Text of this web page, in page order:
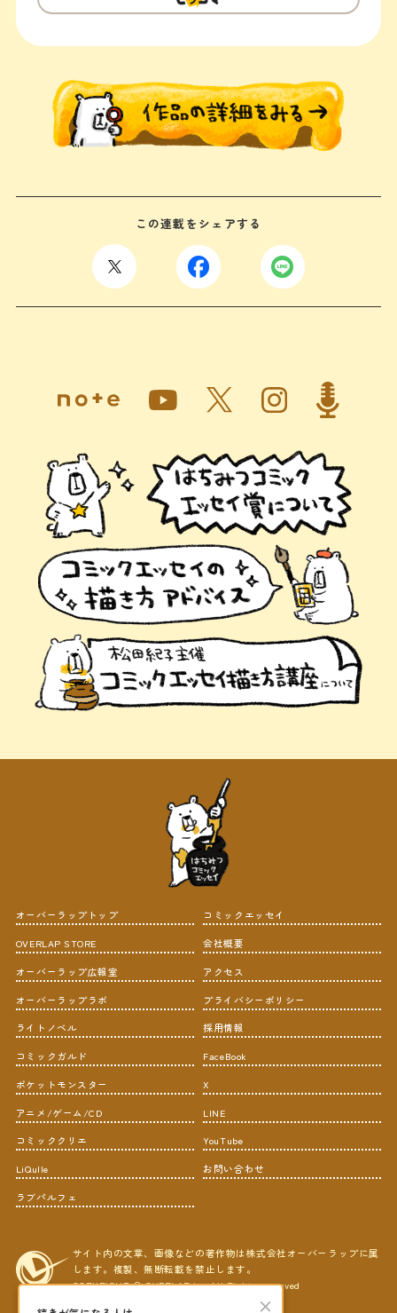
この連載をシェアする
オーバーラップトップ
OVERLAP STORE
オーバーラップ広報室
オーバーラップラボ
ライトノベル
コミックガルド
ポケットモンスター
アニメ/ゲーム/CD
コミッククリエ
LiQulle
ラブパルフェ
コミックエッセイ
会社概要
アクセス
プライバシーポリシー
採用情報
FaceBook
X
LINE
YouTube
お問い合わせ
サイト内の文章、画像などの著作物は株式会社オーバーラップに属
します。複製、無断転載を禁止します。
COPYRIGHT © OVERLAP,inc All Rights reserved
×